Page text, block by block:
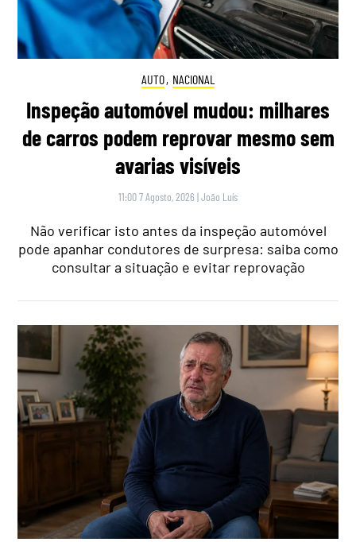
AUTO, NACIONAL
Inspeção automóvel mudou: milhares
de carros podem reprovar mesmo sem
avarias visíveis
11:00 7 Agosto, 2026 |João Luís
Não verificar isto antes da inspeção automóvel
pode apanhar condutores de surpresa: saiba como
consultar a situação e evitar reprovação